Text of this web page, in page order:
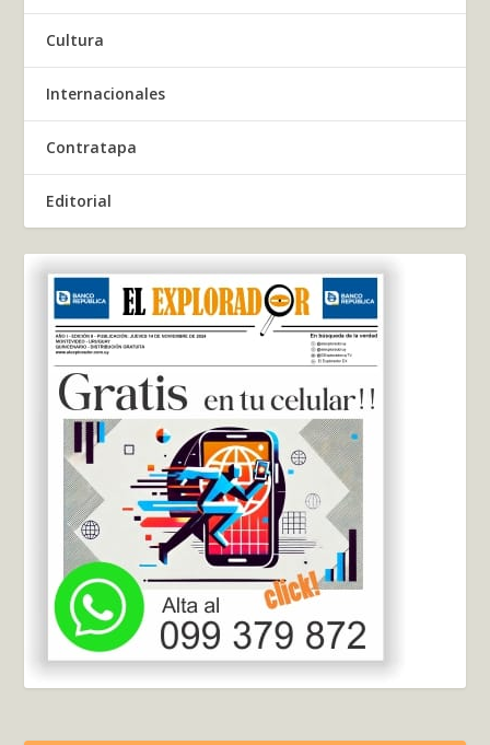
Cultura
Internacionales
Contratapa
Editorial